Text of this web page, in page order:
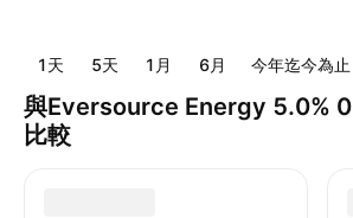
1天 5天 1月 6月 今年迄今為止
與Eversource Energy 5.0%
比較